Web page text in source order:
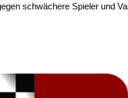
schwächere Spieler und